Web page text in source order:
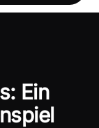
Ein